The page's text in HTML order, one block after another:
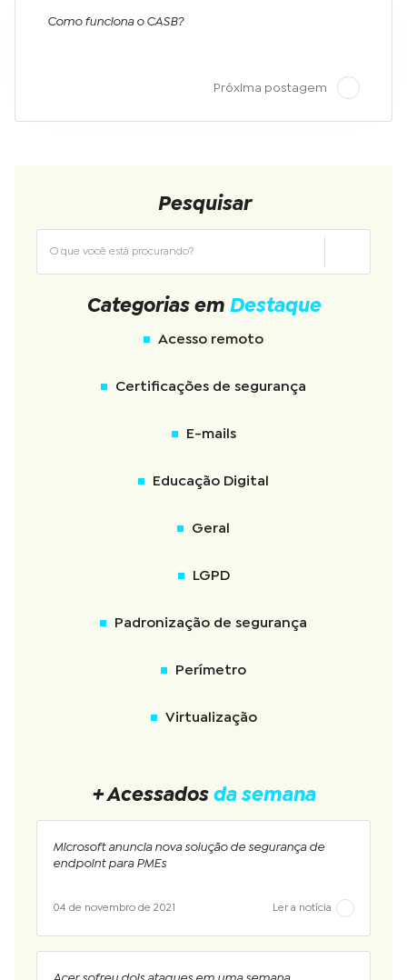
Como funciona o CASB?
Próxima postagem
Pesquisar
Categorias em Destaque
Acesso remoto
Certificações de segurança
E-mails
Educação Digital
Geral
LGPD
Padronização de segurança
Perímetro
Virtualização
+ Acessados da semana
Microsoft anuncia nova solução de segurança de
endpoint para PMEs
04 de novembro de 2021 Ler a notícia